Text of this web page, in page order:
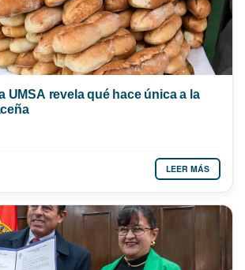
UMSA revela qué hace única a la
LEER MÁS